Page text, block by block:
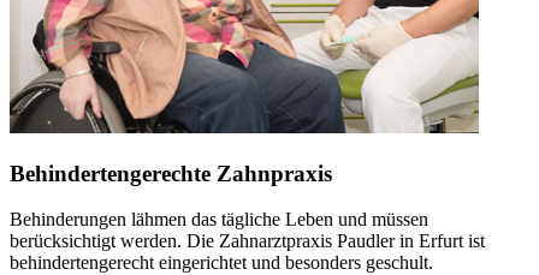
Behindertengerechte Zahnpraxis
Behinderungen lähmen das tägliche Leben und müssen
berücksichtigt werden. Die Zahnarztpraxis Paudler in Erfurt ist
behindertengerecht eingerichtet und besonders geschult.